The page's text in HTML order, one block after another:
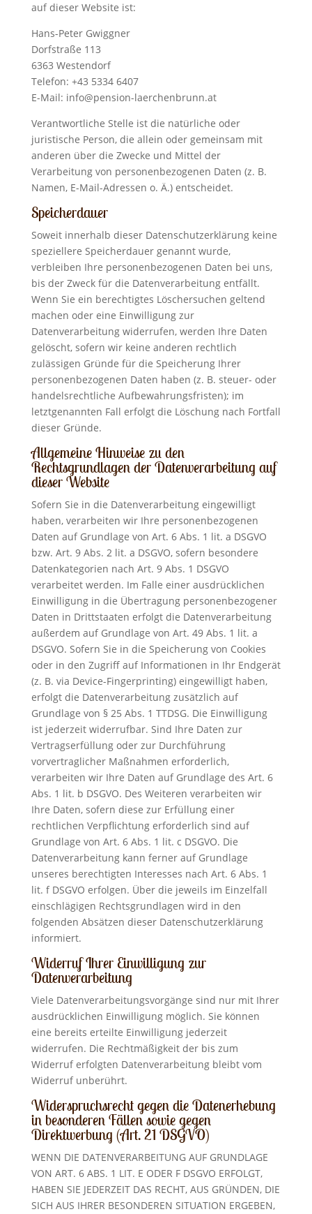
auf dieser Website ist:
Hans-Peter Gwiggner
Dorfstraße 113
6363 Westendorf
Telefon: +43 5334 6407
E-Mail: info@pension-laerchenbrunn.at
Verantwortliche Stelle ist die natürliche oder
juristische Person, die allein oder gemeinsam mit
anderen über die Zwecke und Mittel der
Verarbeitung von personenbezogenen Daten (z. B.
Namen, E-Mail-Adressen o. Ä.) entscheidet.
Speicherdauer
Soweit innerhalb dieser Datenschutzerklärung keine
speziellere Speicherdauer genannt wurde,
verbleiben Ihre personenbezogenen Daten bei uns,
bis der Zweck für die Datenverarbeitung entfällt.
Wenn Sie ein berechtigtes Löschersuchen geltend
machen oder eine Einwilligung zur
Datenverarbeitung widerrufen, werden Ihre Daten
gelöscht, sofern wir keine anderen rechtlich
zulässigen Gründe für die Speicherung Ihrer
personenbezogenen Daten haben (z. B. steuer- oder
handelsrechtliche Aufbewahrungsfristen); im
letztgenannten Fall erfolgt die Löschung nach Fortfall
dieser Gründe.
Allgemeine Hinweise zu den
Rechtsgrundlagen der Datenverarbeitung auf
dieser Website
Sofern Sie in die Datenverarbeitung eingewilligt
haben, verarbeiten wir Ihre personenbezogenen
Daten auf Grundlage von Art. 6 Abs. 1 lit. a DSGVO
bzw. Art. 9 Abs. 2 lit. a DSGVO, sofern besondere
Datenkategorien nach Art. 9 Abs. 1 DSGVO
verarbeitet werden. Im Falle einer ausdrücklichen
Einwilligung in die Übertragung personenbezogener
Daten in Drittstaaten erfolgt die Datenverarbeitung
außerdem auf Grundlage von Art. 49 Abs. 1 lit. a
DSGVO. Sofern Sie in die Speicherung von Cookies
oder in den Zugriff auf Informationen in Ihr Endgerät
(z. B. via Device-Fingerprinting) eingewilligt haben,
erfolgt die Datenverarbeitung zusätzlich auf
Grundlage von § 25 Abs. 1 TTDSG. Die Einwilligung
ist jederzeit widerrufbar. Sind Ihre Daten zur
Vertragserfüllung oder zur Durchführung
vorvertraglicher Maßnahmen erforderlich,
verarbeiten wir Ihre Daten auf Grundlage des Art. 6
Abs. 1 lit. b DSGVO. Des Weiteren verarbeiten wir
Ihre Daten, sofern diese zur Erfüllung einer
rechtlichen Verpflichtung erforderlich sind auf
Grundlage von Art. 6 Abs. 1 lit. c DSGVO. Die
Datenverarbeitung kann ferner auf Grundlage
unseres berechtigten Interesses nach Art. 6 Abs. 1
lit. f DSGVO erfolgen. Über die jeweils im Einzelfall
einschlägigen Rechtsgrundlagen wird in den
folgenden Absätzen dieser Datenschutzerklärung
informiert.
Widerruf Ihrer Einwilligung zur
Datenverarbeitung
Viele Datenverarbeitungsvorgänge sind nur mit Ihrer
ausdrücklichen Einwilligung möglich. Sie können
eine bereits erteilte Einwilligung jederzeit
widerrufen. Die Rechtmäßigkeit der bis zum
Widerruf erfolgten Datenverarbeitung bleibt vom
Widerruf unberührt.
Widerspruchsrecht gegen die Datenerhebung
in besonderen Fällen sowie gegen
Direktwerbung (Art. 21 DSGVO)
WENN DIE DATENVERARBEITUNG AUF GRUNDLAGE
VON ART. 6 ABS. 1 LIT. E ODER F DSGVO ERFOLGT,
HABEN SIE JEDERZEIT DAS RECHT, AUS GRÜNDEN, DIE
SICH AUS IHRER BESONDEREN SITUATION ERGEBEN,